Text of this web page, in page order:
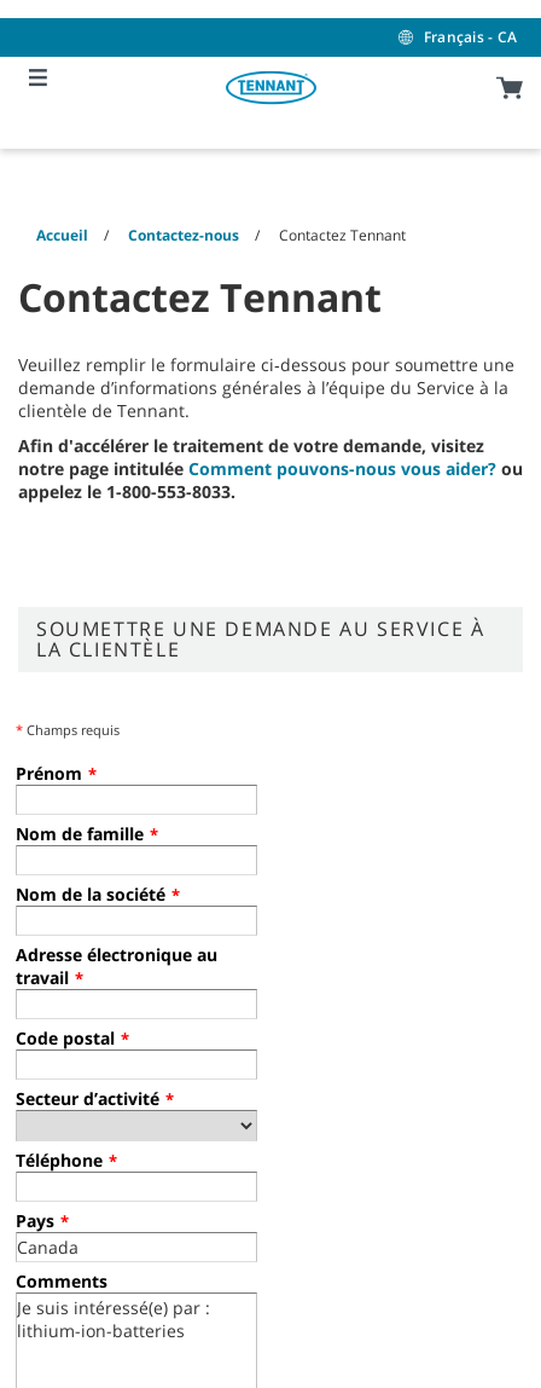
content
navigation
menu
Français - CA
Accueil Contactez-nous Contactez Tennant
Contactez Tennant
Veuillez remplir le formulaire ci‑dessous pour soumettre une
demande d’informations générales à l’équipe du Service à la
clientèle de Tennant.
Afin d'accélérer le traitement de votre demande, visitez
notre page intitulée Comment pouvons-nous vous aider? ou
appelez le 1-800-553-8033.
SOUMETTRE UNE DEMANDE AU SERVICE À
LA CLIENTÈLE
* Champs requis
Prénom *
Nom de famille *
Nom de la société *
Adresse électronique au
travail *
Code postal *
Secteur d’activité *
Téléphone *
Pays *
Comments